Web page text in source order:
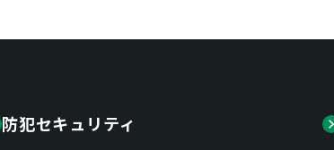
防犯セキュリティ